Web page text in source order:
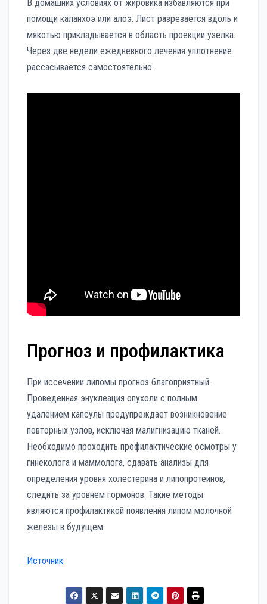
В домашних условиях от жировика избавляются при
помощи каланхоэ или алоэ. Лист разрезается вдоль и
мякотью прикладывается в область проекции узелка.
Через две недели ежедневного лечения уплотнение
рассасывается самостоятельно.
Прогноз и профилактика
При иссечении липомы прогноз благоприятный.
Проведенная энуклеация опухоли с полным
удалением капсулы предупреждает возникновение
повторных узлов, исключая малигнизацию тканей.
Необходимо проходить профилактические осмотры у
гинеколога и маммолога, сдавать анализы для
определения уровня холестерина и липопротеинов,
следить за уровнем гормонов. Такие методы
являются профилактикой появления липом молочной
железы в будущем.
Источник